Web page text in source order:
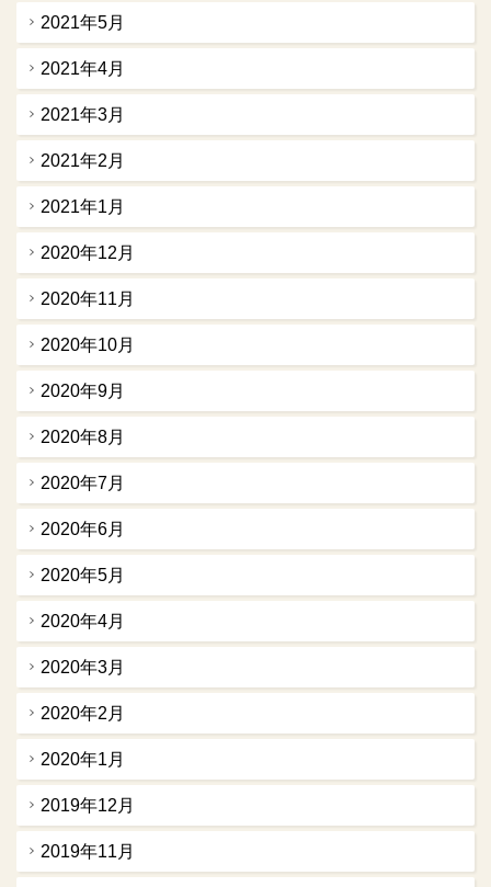
2021年5月
2021年4月
2021年3月
2021年2月
2021年1月
2020年12月
2020年11月
2020年10月
2020年9月
2020年8月
2020年7月
2020年6月
2020年5月
2020年4月
2020年3月
2020年2月
2020年1月
2019年12月
2019年11月